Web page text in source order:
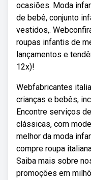
ocasiões. Moda
de bebê, conjunto
vestidos,.
roupas infantis de
lançamentos e
12x)!
Webfabricantes
crianças e bebês,
Encontre serviços
clássicas, com
melhor da moda
compre roupa
Saiba mais sobre
promoções em